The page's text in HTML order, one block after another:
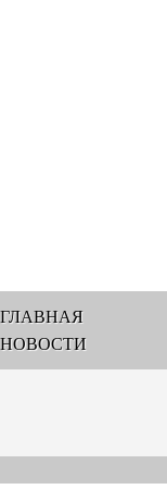
ГЛАВНАЯ
НОВОСТИ